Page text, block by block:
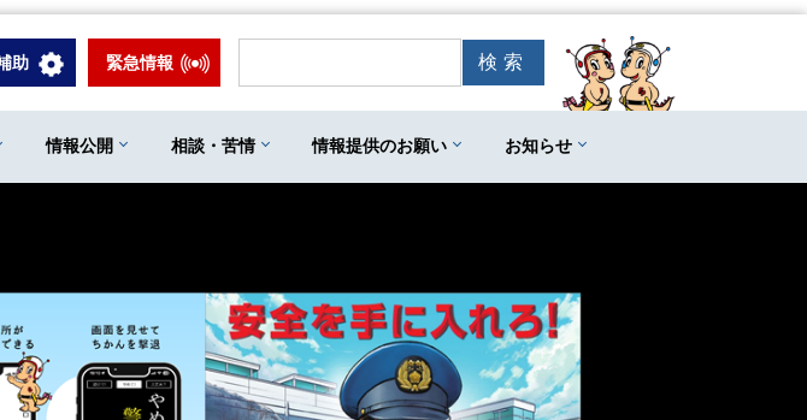
助 緊急情報
情報公開 相談・苦情 情報提供のお願い お知らせ